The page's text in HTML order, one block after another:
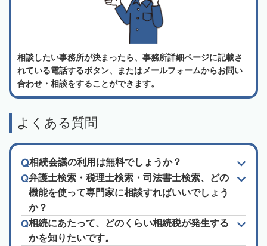
相談したい事務所が決まったら、事務所詳細ページに記載さ
れている電話するボタン、またはメールフォームからお問い
合わせ・相談をすることができます。
よくある質問
相続会議の利用は無料でしょうか？
弁護士検索・税理士検索・司法書士検索、どの
機能を使って専門家に相談すればいいでしょう
か？
相続にあたって、どのくらい相続税が発生する
かを知りたいです。